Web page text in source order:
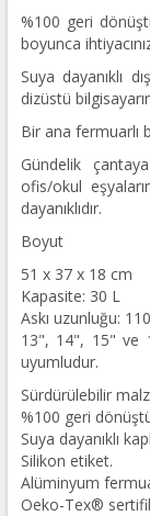
%100 geri
boyunca
Suya dayanıklı
dizüstü
Bir ana fermuarlı
Gündelik
ofis/okul
dayanıklıdır.
Boyut
51 x 37 x 18 cm
Kapasite: 30 L
Askı uzunluğu:
13", 14", 15" ve
uyumludur.
Sürdürülebilir
%100 geri
Suya dayanıklı
Silikon etiket.
Alüminyum
Oeko-Tex®